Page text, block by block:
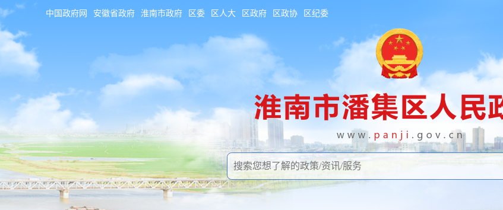
中国政府网 安徽省政府 淮南市政府 区委 区人大 区政府 区政协 区纪委